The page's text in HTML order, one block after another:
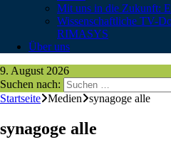
Mit uns in die Zukunft:
Wissenschaftliche TV-
RIMASYS
Über uns
9. August 2026
Suchen nach:
Startseite Medien synagoge alle
synagoge alle